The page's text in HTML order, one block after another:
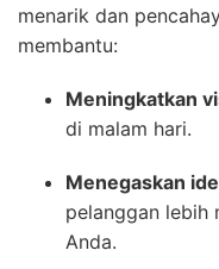
menarik dan
membantu:
Meningkatkan
di malam hari.
Menegaskan
pelanggan lebih
Anda.